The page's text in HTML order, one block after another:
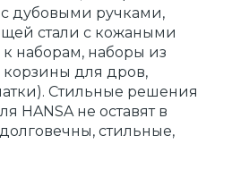
дубовыми ручками,
стали с кожаными
наборам, наборы из
для дров,
Стильные решения
HANSA не оставят в
стильные,